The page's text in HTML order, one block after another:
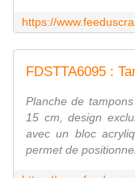
Planche de
15 cm, design
avec un bloc
permet de